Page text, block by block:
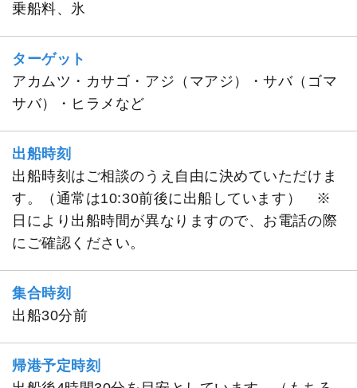
乗船料、氷
ターゲット
アカムツ・カサゴ・アジ（マアジ）・サバ（ゴマ
サバ）・ヒラメなど
出船時刻
出船時刻はご相談のうえ自由に決めていただけま
す。（通常は10:30前後に出船しています） ※
日により出船時間が異なりますので、お電話の際
にご確認ください。
集合時刻
出船30分前
帰港予定時刻